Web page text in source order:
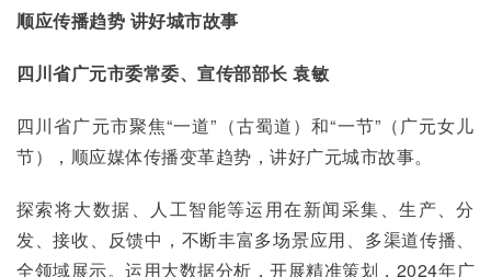
顺应传播趋势 讲好城市故事
四川省广元市委常委、宣传部部长 袁敏
四川省广元市聚焦“一道”（古蜀道）和“一节”（广元女儿
节），顺应媒体传播变革趋势，讲好广元城市故事。
探索将大数据、人工智能等运用在新闻采集、生产、分
发、接收、反馈中，不断丰富多场景应用、多渠道传播、
全领域展示。运用大数据分析，开展精准策划，2024年广